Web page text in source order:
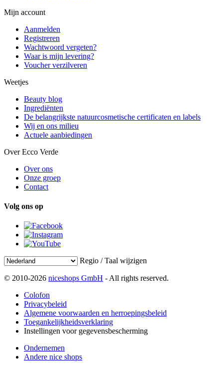
Mijn account
Aanmelden
Registreren
Wachtwoord vergeten?
Waar is mijn levering?
Voucher verzilveren
Weetjes
Beauty blog
Ingrediënten
De belangrijkste natuurcosmetische certificaten en labels
Wij en ons milieu
Actuele aanbiedingen
Over Ecco Verde
Over ons
Onze groep
Contact
Volg ons op
Regio / Taal wijzigen
© 2010-2026 niceshops GmbH - All rights reserved.
Colofon
Privacybeleid
Algemene voorwaarden en herroepingsbeleid
Toegankelijkheidsverklaring
Instellingen voor gegevensbescherming
Ondernemen
Andere nice shops